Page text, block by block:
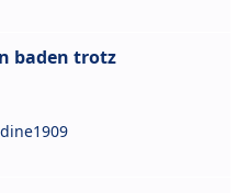
baden trotz